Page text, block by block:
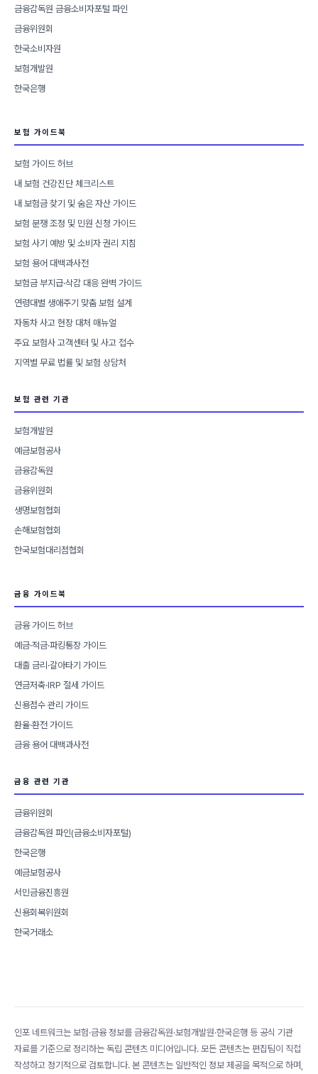
금융감독원 금융소비자포털 파인
금융위원회
한국소비자원
보험개발원
한국은행
보험 가이드북
보험 가이드 허브
내 보험 건강진단 체크리스트
내 보험금 찾기 및 숨은 자산 가이드
보험 분쟁 조정 및 민원 신청 가이드
보험 사기 예방 및 소비자 권리 지침
보험 용어 대백과사전
보험금 부지급·삭감 대응 완벽 가이드
연령대별 생애주기 맞춤 보험 설계
자동차 사고 현장 대처 매뉴얼
주요 보험사 고객센터 및 사고 접수
지역별 무료 법률 및 보험 상담처
보험 관련 기관
보험개발원
예금보험공사
금융감독원
금융위원회
생명보험협회
손해보험협회
한국보험대리점협회
금융 가이드북
금융 가이드 허브
예금·적금·파킹통장 가이드
대출 금리·갈아타기 가이드
연금저축·IRP 절세 가이드
신용점수 관리 가이드
환율·환전 가이드
금융 용어 대백과사전
금융 관련 기관
금융위원회
금융감독원 파인(금융소비자포털)
한국은행
예금보험공사
서민금융진흥원
신용회복위원회
한국거래소
인포 네트워크는 보험·금융 정보를 금융감독원·보험개발원·한국은행 등 공식 기관
자료를 기준으로 정리하는 독립 콘텐츠 미디어입니다. 모든 콘텐츠는 편집팀이 직접
작성하고 정기적으로 검토합니다. 본 콘텐츠는 일반적인 정보 제공을 목적으로 하며,